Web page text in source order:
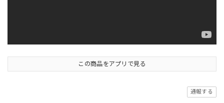
この商品をアプリで見る
通報する